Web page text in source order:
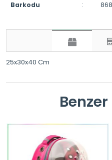
Barkodu
:
25x30x40 Cm